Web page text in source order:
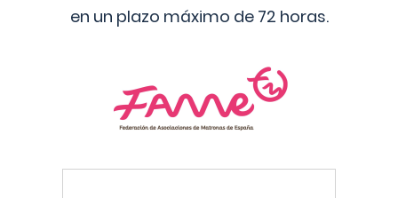
en un plazo máximo de 72 horas.